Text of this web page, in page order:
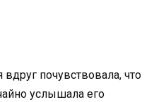
почувствовала, что
услышала его